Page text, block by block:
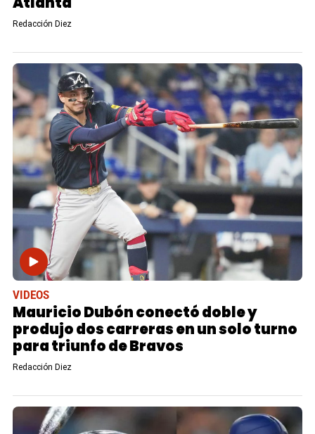
Redacción Diez
VIDEOS
Mauricio Dubón conectó doble y
produjo dos carreras en un solo turno
para triunfo de Bravos
Redacción Diez